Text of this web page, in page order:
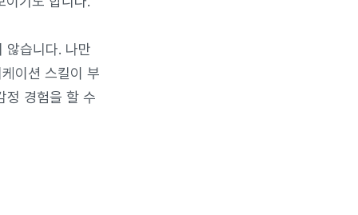
않습니다. 나만
이션 스킬이 부
정 경험을 할 수